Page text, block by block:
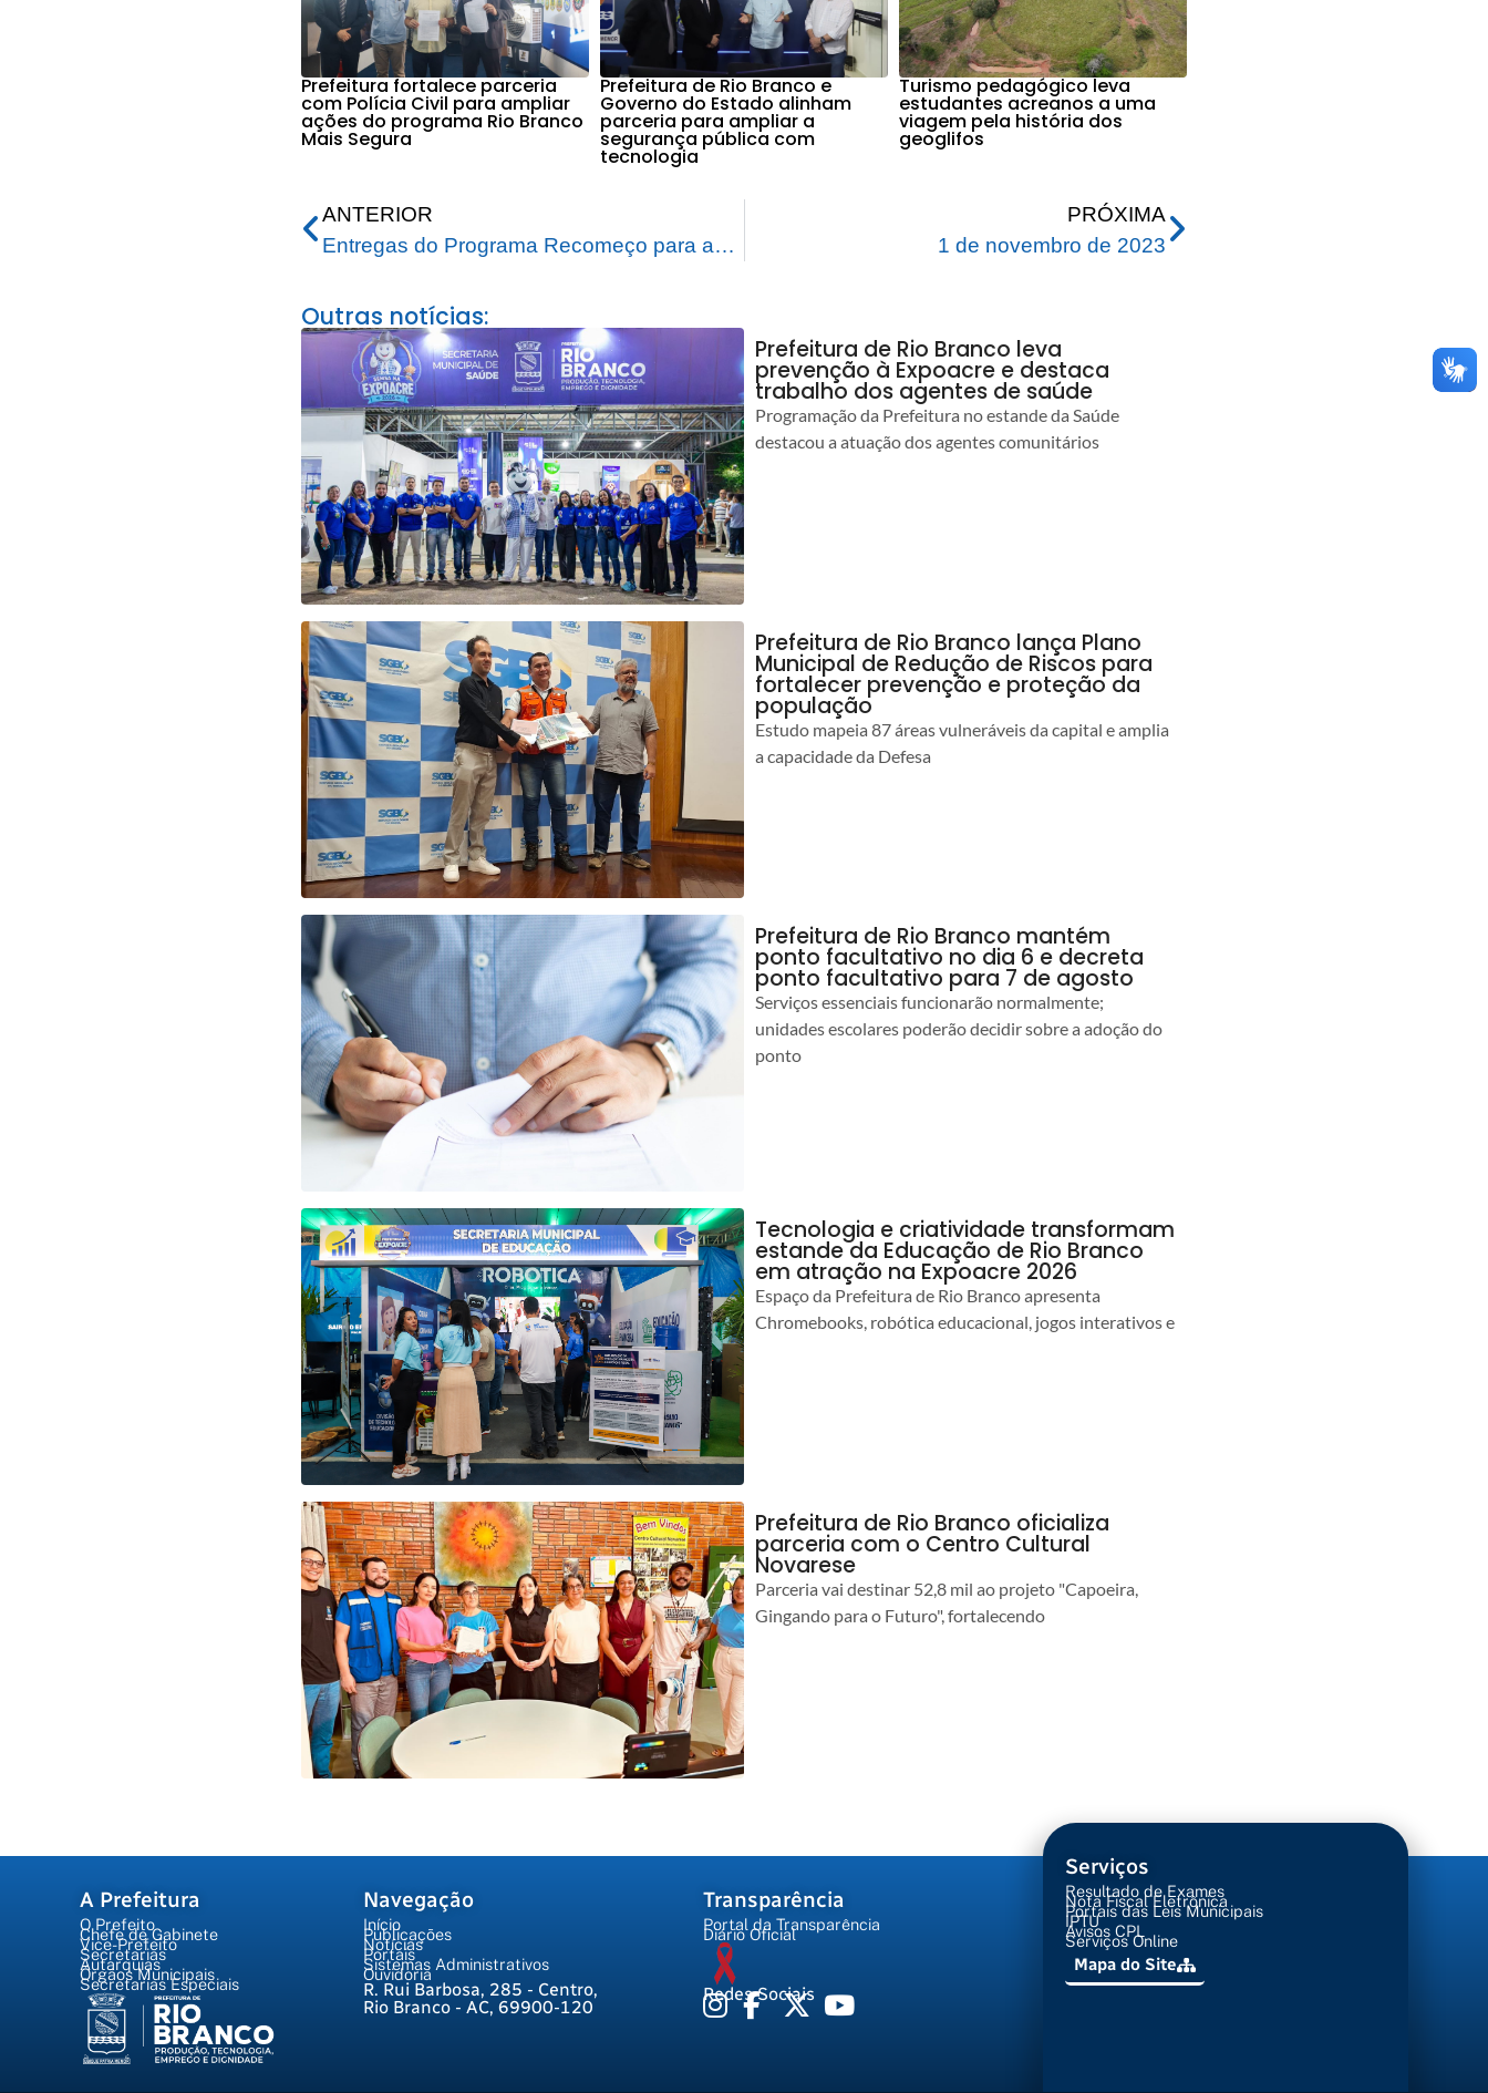
Prefeitura fortalece parceria
com Polícia Civil para ampliar
ações do programa Rio Branco
Mais Segura
Prefeitura de Rio Branco e
Governo do Estado alinham
parceria para ampliar a
segurança pública com
tecnologia
Turismo pedagógico leva
estudantes acreanos a uma
viagem pela história dos
geoglifos
ANTERIOR
Entregas do Programa Recomeço para as Famílias estão temporiamente suspensas
PRÓXIMA
1 de novembro de 2023
Outras notícias:
Prefeitura de Rio Branco leva
prevenção à Expoacre e destaca
trabalho dos agentes de saúde
Programação da Prefeitura no estande da Saúde
destacou a atuação dos agentes comunitários
Prefeitura de Rio Branco lança Plano
Municipal de Redução de Riscos para
fortalecer prevenção e proteção da
população
Estudo mapeia 87 áreas vulneráveis da capital e amplia
a capacidade da Defesa
Prefeitura de Rio Branco mantém
ponto facultativo no dia 6 e decreta
ponto facultativo para 7 de agosto
Serviços essenciais funcionarão normalmente;
unidades escolares poderão decidir sobre a adoção do
ponto
Tecnologia e criatividade transformam
estande da Educação de Rio Branco
em atração na Expoacre 2026
Espaço da Prefeitura de Rio Branco apresenta
Chromebooks, robótica educacional, jogos interativos e
Prefeitura de Rio Branco oficializa
parceria com o Centro Cultural
Novarese
Parceria vai destinar 52,8 mil ao projeto "Capoeira,
Gingando para o Futuro", fortalecendo
A Prefeitura
O Prefeito
Chefe de Gabinete
Vice-Prefeito
Secretarias
Autarquias
Órgãos Municipais
Secretarias Especiais
Navegação
Início
Publicações
Notícias
Portais
Sistemas Administrativos
Ouvidoria
R. Rui Barbosa, 285 - Centro,
Rio Branco - AC, 69900-120
Transparência
Portal da Transparência
Diário Oficial
Redes Sociais
Serviços
Resultado de Exames
Nota Fiscal Eletrônica
Portais das Leis Municipais
IPTU
Avisos CPL
Serviços Online
Mapa do Site